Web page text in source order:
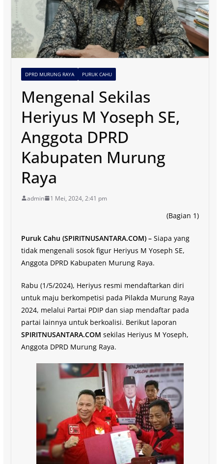
DPRD MURUNG RAYA PURUK CAHU
Mengenal Sekilas
Heriyus M Yoseph SE,
Anggota DPRD
Kabupaten Murung
Raya
admin 1 Mei, 2024, 2:41 pm
(Bagian 1)
Puruk Cahu (SPIRITNUSANTARA.COM) –Siapa yang
tidak mengenali sosok figur Heriyus M Yoseph SE,
Anggota DPRD Kabupaten Murung Raya.
Rabu (1/5/2024), Heriyus resmi mendaftarkan diri
untuk maju berkompetisi pada Pilakda Murung Raya
2024, melalui Partai PDIP dan siap mendaftar pada
partai lainnya untuk berkoalisi. Berikut laporan
SPIRITNUSANTARA.COM sekilas Heriyus M Yoseph,
Anggota DPRD Murung Raya.